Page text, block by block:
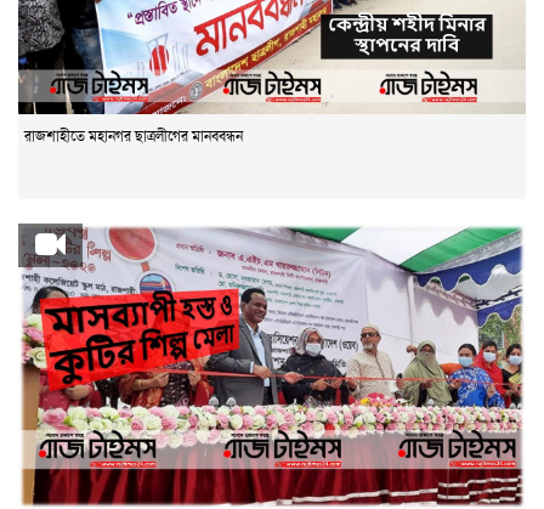
রাজশাহীতে মহানগর ছাত্রলীগের মানববন্ধন